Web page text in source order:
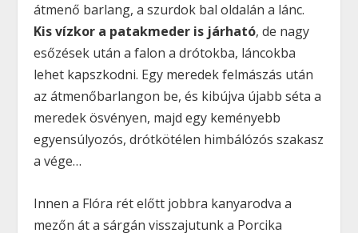
átmenő barlang, a szurdok bal oldalán a lánc.
Kis vízkor a patakmeder is járható, de nagy
esőzések után a falon a drótokba, láncokba
lehet kapszkodni. Egy meredek felmászás után
az átmenőbarlangon be, és kibújva újabb séta a
meredek ösvényen, majd egy keményebb
egyensúlyozós, drótkötélen himbálózós szakasz
a vége…
Innen a Flóra rét előtt jobbra kanyarodva a
mezőn át a sárgán visszajutunk a Porcika